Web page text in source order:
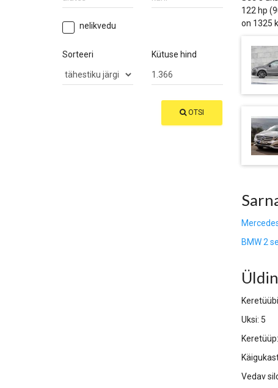
nelikvedu
Sorteeri Kütuse hind
OTSI
122 hp
on 1325
BMW 2
Uksi: 5
Keretüüp:
Vedav